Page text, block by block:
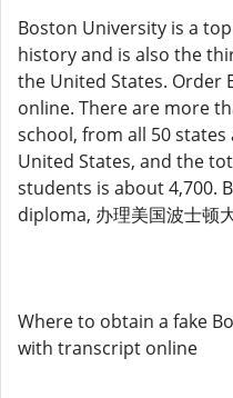
Boston University is a
history and is also the
the United States. Order
online. There are more
school, from all 50
United States, and the
students is about 4,700.
diploma, 办理美国波士顿
Where to obtain a fake
with transcript online